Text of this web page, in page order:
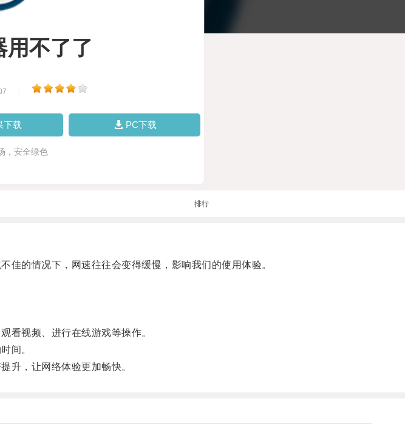
用不了了
下载 PC下载
，安全绿色
排行
的情况下，网速往往会变得缓慢，影响我们的使用体验。
视频、进行在线游戏等操作。
间。
，让网络体验更加畅快。